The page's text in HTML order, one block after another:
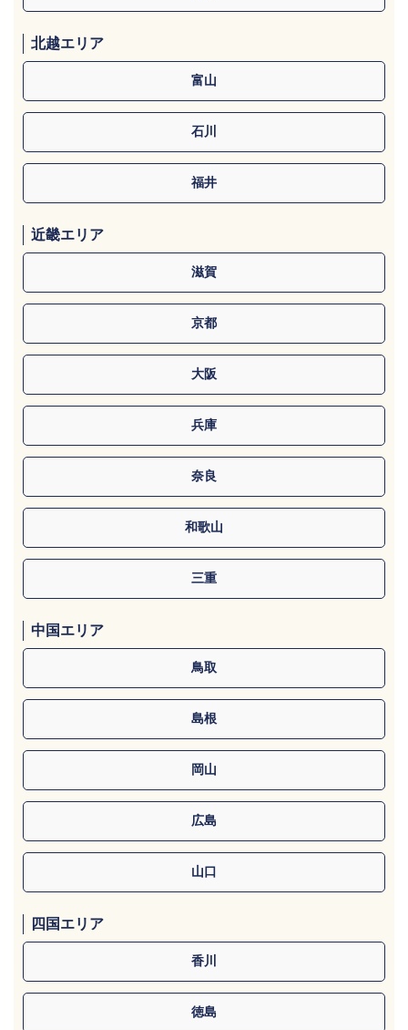
北越エリア
富山
石川
福井
近畿エリア
滋賀
京都
大阪
兵庫
奈良
和歌山
三重
中国エリア
鳥取
島根
岡山
広島
山口
四国エリア
香川
徳島